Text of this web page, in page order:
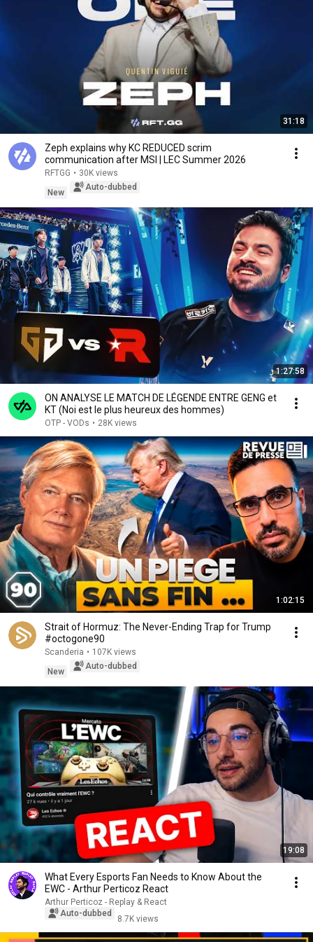
31:18
Zeph explains why KC REDUCED scrim
communication after MSI | LEC Summer 2026
RFTGG • 30K views
New
Auto-dubbed
1:27:58
ON ANALYSE LE MATCH DE LÉGENDE ENTRE GENG et
KT (Noi est le plus heureux des hommes)
OTP - VODs • 28K views
1:02:15
Strait of Hormuz: The Never-Ending Trap for Trump
#octogone90
Scanderia • 107K views
New
Auto-dubbed
19:08
What Every Esports Fan Needs to Know About the
EWC - Arthur Perticoz React
Arthur Perticoz - Replay & React
Auto-dubbed
8.7K views